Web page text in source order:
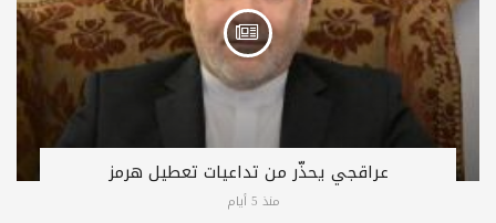
عراقجي يحذّر من تداعيات تعطيل هرمز
منذ 5 أيام